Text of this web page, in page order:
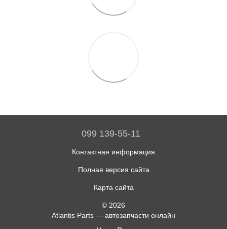
099 139-55-11
Контактная информация
Полная версия сайта
Карта сайта
© 2026
Atlantis Parts — автозапчасти онлайн